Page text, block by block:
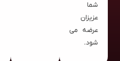
شما
عزیزان
عرضه می
شود.